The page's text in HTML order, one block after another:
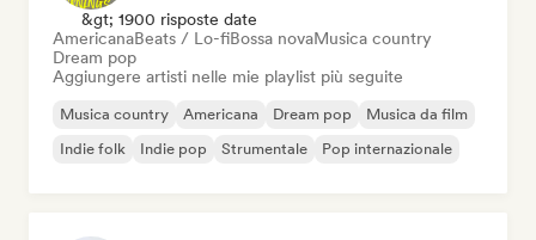
&gt; 1900 risposte date
AmericanaBeats / Lo-fiBossa novaMusica country
Dream pop
Aggiungere artisti nelle mie playlist più seguite
Musica country Americana Dream pop
Musica da film
Indie folk
Indie pop Strumentale Pop internazionale